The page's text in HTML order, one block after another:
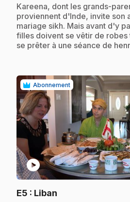
.Kareena, dont les grands-
proviennent d'Inde, invite son
mariage sikh. Mais avant d'y
filles doivent se vêtir de
se prêter à une séance de
Abonnement
play_circle
E5 : Liban